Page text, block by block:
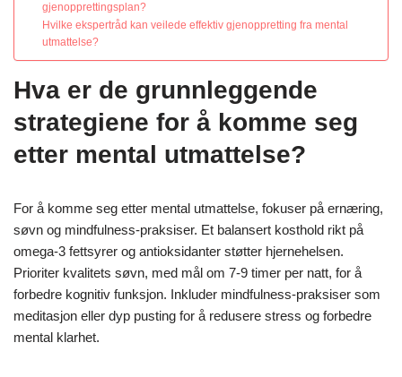
gjenopprettingsplan?
Hvilke ekspertråd kan veilede effektiv gjenoppretting fra mental
utmattelse?
Hva er de grunnleggende
strategiene for å komme seg
etter mental utmattelse?
For å komme seg etter mental utmattelse, fokuser på ernæring,
søvn og mindfulness-praksiser. Et balansert kosthold rikt på
omega-3 fettsyrer og antioksidanter støtter hjernehelsen.
Prioriter kvalitets søvn, med mål om 7-9 timer per natt, for å
forbedre kognitiv funksjon. Inkluder mindfulness-praksiser som
meditasjon eller dyp pusting for å redusere stress og forbedre
mental klarhet.